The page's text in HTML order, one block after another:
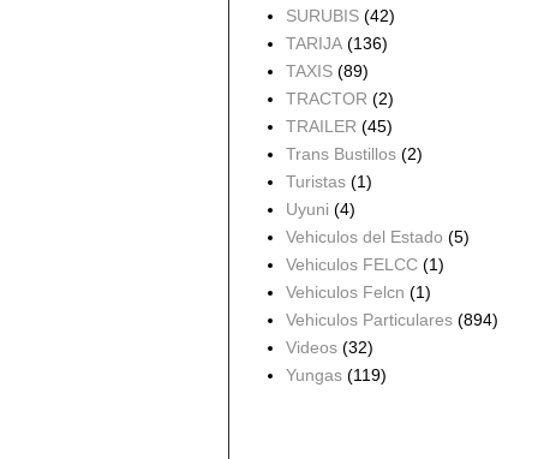
SURUBIS (42)
TARIJA (136)
TAXIS (89)
TRACTOR (2)
TRAILER (45)
Trans Bustillos (2)
Turistas (1)
Uyuni (4)
Vehiculos del Estado (5)
Vehiculos FELCC (1)
Vehiculos Felcn (1)
Vehiculos Particulares (894)
Videos (32)
Yungas (119)